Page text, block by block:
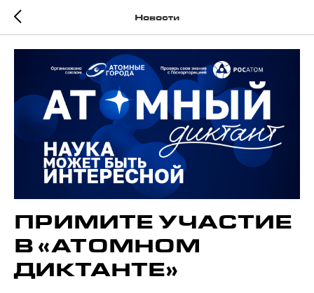
Новости
ПРИМИТЕ УЧАСТИЕ
В «АТОМНОМ
ДИКТАНТЕ»